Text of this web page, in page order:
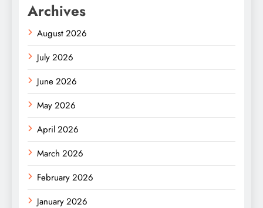
Archives
August 2026
July 2026
June 2026
May 2026
April 2026
March 2026
February 2026
January 2026